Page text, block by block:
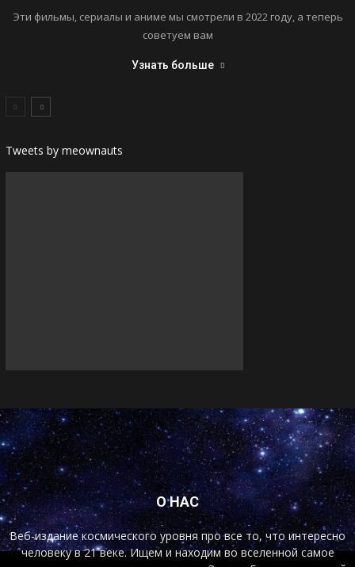
Эти фильмы, сериалы и аниме мы смотрели в 2022 году, а теперь
советуем вам
Узнать больше
Tweets by meownauts
О НАС
Веб-издание космического уровня про все то, что интересно
человеку в 21 веке. Ищем и находим во вселенной самое